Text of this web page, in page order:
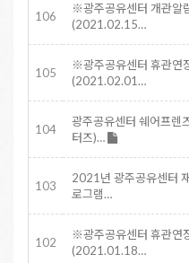
106
※광주공유센터 개관알
(2021.02.15…
105
※광주공유센터 휴관연
(2021.02.01…
104
광주공유센터 쉐어프렌
터즈)…
103
2021년 광주공유센터
로그램…
102
※광주공유센터 휴관연
(2021.01.18…